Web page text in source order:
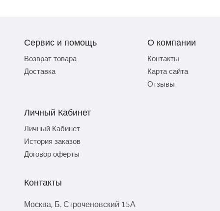
Сервис и помощь
Возврат товара
Доставка
О компании
Контакты
Карта сайта
Отзывы
Личный Кабинет
Личный Кабинет
История заказов
Договор оферты
Контакты
Москва, Б. Строченовский 15А